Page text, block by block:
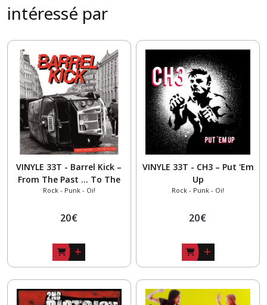
intéressé par
VINYLE 33T - Barrel Kick –
From The Past ... To The
Future
Rock - Punk - Oi!
20€
VINYLE 33T - CH3 – Put 'Em
Up
Rock - Punk - Oi!
20€